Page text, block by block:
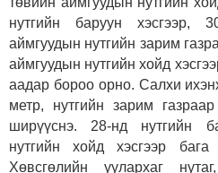
нутгийн баруун хэсгээр,
аймгуудын нутгийн зарим
аймгуудын нутгийн хойд
аадар бороо орно. Салхи
метр, нутгийн зарим
ширүүснэ. 28-нд нутгийн
нутгийн хойд хэсгээр
Хөвсгөлийн уулархаг